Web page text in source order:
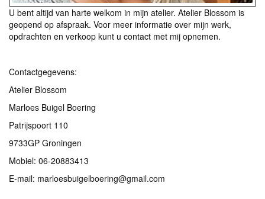
U bent altijd van harte welkom in mijn atelier. Atelier Blossom is
geopend op afspraak. Voor meer informatie over mijn werk,
opdrachten en verkoop kunt u contact met mij opnemen.
Contactgegevens:
Atelier Blossom
Marloes Buigel Boering
Patrijspoort 110
9733GP Groningen
Mobiel: 06-20883413
E-mail: marloesbuigelboering@gmail.com